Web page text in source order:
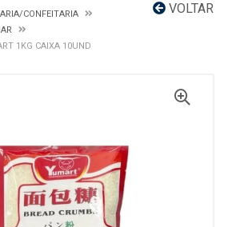
VOLTAR
CONFEITARIA
1KG CAIXA 10UND